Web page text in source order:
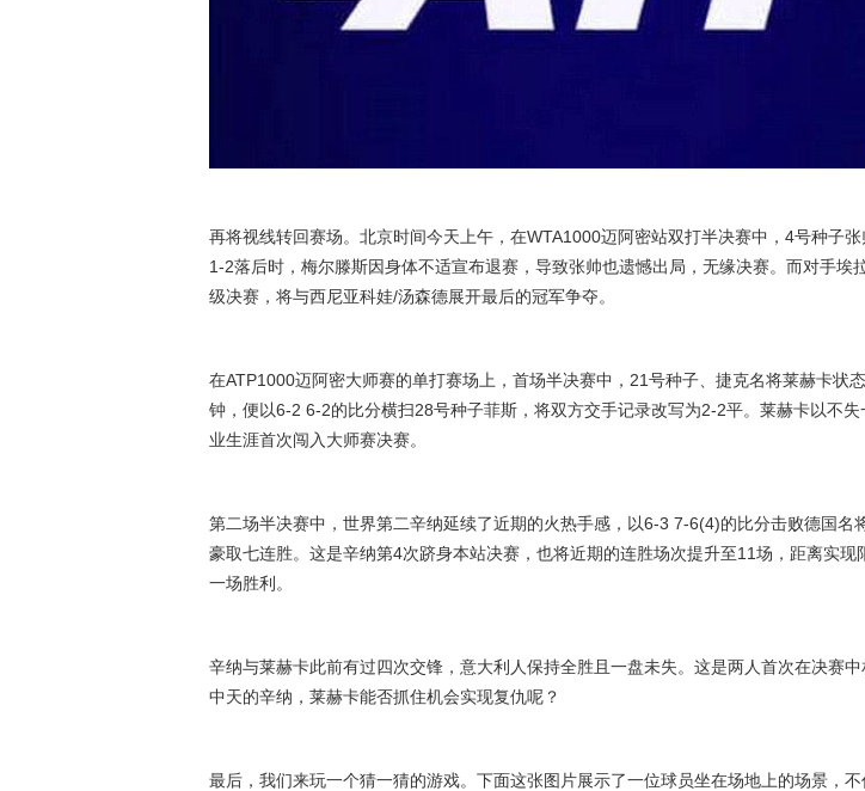
再将视线转回赛场。北京时间今天上午，在WTA1000迈阿密站双打半决赛中，4号种子
1-2落后时，梅尔滕斯因身体不适宣布退赛，导致张帅也遗憾出局，无缘决赛。而对手埃
级决赛，将与西尼亚科娃/汤森德展开最后的冠军争夺。
在ATP1000迈阿密大师赛的单打赛场上，首场半决赛中，21号种子、捷克名将莱赫卡状
钟，便以6-2 6-2的比分横扫28号种子菲斯，将双方交手记录改写为2-2平。莱赫卡以不
业生涯首次闯入大师赛决赛。
第二场半决赛中，世界第二辛纳延续了近期的火热手感，以6-3 7-6(4)的比分击败德国名
豪取七连胜。这是辛纳第4次跻身本站决赛，也将近期的连胜场次提升至11场，距离实现
一场胜利。
辛纳与莱赫卡此前有过四次交锋，意大利人保持全胜且一盘未失。这是两人首次在决赛
中天的辛纳，莱赫卡能否抓住机会实现复仇呢？
最后，我们来玩一个猜一猜的游戏。下面这张图片展示了一位球员坐在场地上的场景，